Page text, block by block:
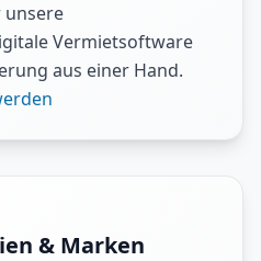
unsere
Vermietsoftware
aus einer Hand.
& Marken